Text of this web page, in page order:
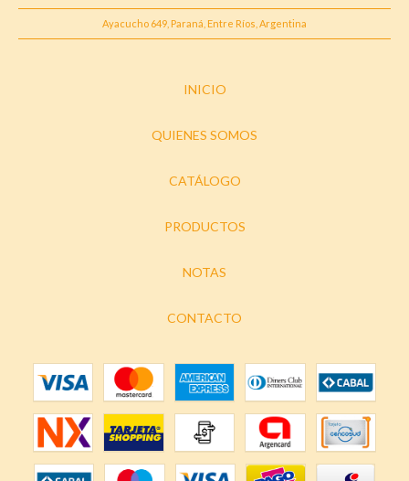
Ayacucho 649, Paraná, Entre Ríos, Argentina
INICIO
QUIENES SOMOS
CATÁLOGO
PRODUCTOS
NOTAS
CONTACTO